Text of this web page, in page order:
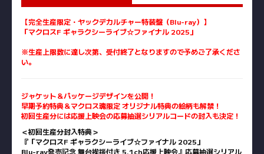
【完全生産限定・ヤックデカルチャー特装盤（Blu-ray）】
「マクロスF ギャラクシーライブ☆ファイナル 2025」
※生産上限数に達し次第、受付終了となりますので予めご了承くださ
い。
ジャケット＆パッケージデザインを公開！
早期予約特典＆マクロス魂限定 オリジナル特典の絵柄も解禁！
初回生産分には応援上映会の応募抽選シリアルコードの封入も決定！
＜初回生産分封入特典＞
『「マクロスF ギャラクシーライブ☆ファイナル 2025」
Blu-ray発売記念 舞台挨拶付き 5.1ch応援上映会』応募抽選シリアル